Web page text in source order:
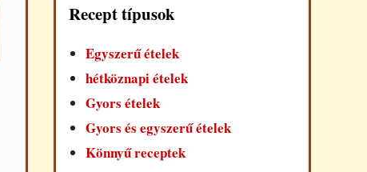
Recept típusok
Egyszerű ételek
hétköznapi ételek
Gyors ételek
Gyors és egyszerű ételek
Könnyű receptek